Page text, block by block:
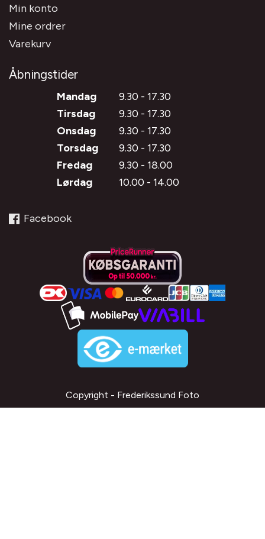
Min konto
Mine ordrer
Varekurv
Åbningstider
Mandag
9.30 - 17.30
Tirsdag
9.30 - 17.30
Onsdag
9.30 - 17.30
Torsdag
9.30 - 17.30
Fredag
9.30 - 18.00
Lørdag
10.00 - 14.00
Facebook
Copyright - Frederikssund Foto